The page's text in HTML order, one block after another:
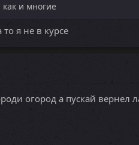
как и многие
я не в курсе
огород а пускай вернел